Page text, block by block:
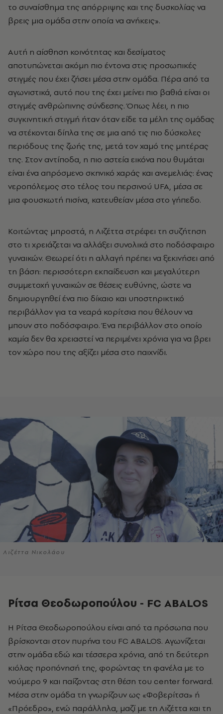
το συναίσθημα της απόρριψης και της δυσκολίας να
βρεις μια ομάδα στην οποία να ανήκεις».
Αυτή η αίσθηση κοινότητας και δεσίματος
αποτυπώνεται ακόμη πιο έντονα στις προσωπικές
στιγμές που έχει ζήσει μέσα στην ομάδα. Πέρα από τα
αγωνιστικά, αυτό που της έχει μείνει πιο βαθιά είναι οι
στιγμές ανθρώπινης σύνδεσης. Όπως λέει, η πιο
συγκινητική στιγμή ήταν όταν είδε τα μέλη της ομάδας
να στέκονται δίπλα της σε μια από τις πιο δύσκολες
περιόδους της ζωής της, μετά τον χαμό της μητέρας
της. Στον αντίποδα, η πιο αστεία εικόνα που θυμάται
είναι ένα απρόσμενο σκηνικό χαράς και ανεμελιάς: ένας
νεροπόλεμος στο τέλος του περσινού UFA, μέσα σε
μια φουσκωτή πισίνα, κατευθείαν μέσα στο γήπεδο.
Κοιτώντας μπροστά, η Λιζέττα στρέφει τη συζήτηση
στο τι χρειάζεται να αλλάξει συνολικά στο ποδόσφαιρο
γυναικών. Θεωρεί ότι η αλλαγή πρέπει να ξεκινήσει από
τη βάση: περισσότερη εκπαίδευση και μεγαλύτερη
συμμετοχή γυναικών σε θέσεις ευθύνης, ώστε να
δημιουργηθεί ένα πιο δίκαιο και υποστηρικτικό
περιβάλλον για τα νεαρά κορίτσια που θέλουν να
μπουν στο ποδόσφαιρο. Ένα περιβάλλον στο οποίο
καμία δεν θα χρειαστεί να περιμένει χρόνια για να βρει
τον χώρο που της αξίζει μέσα στο παιχνίδι.
Λιζέττα Νικολάου
Ρίτσα Θεοδωροπούλου - FC ABALOS
Η Ρίτσα Θεοδωροπούλου είναι από τα πρόσωπα που
βρίσκονται στον πυρήνα του FC ABALOS. Αγωνίζεται
στην ομάδα εδώ και τέσσερα χρόνια, από τη δεύτερη
κιόλας προπόνησή της, φορώντας τη φανέλα με το
νούμερο 9 και παίζοντας στη θέση του center forward.
Μέσα στην ομάδα τη γνωρίζουν ως «Φοβερίτσα» ή
«Πρόεδρο», ενώ παράλληλα, μαζί με τη Λιζέττα και τη